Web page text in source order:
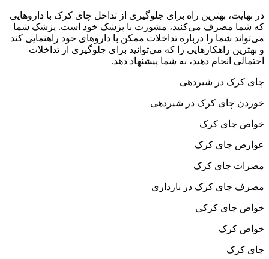
در نهایت، بهترین راه برای جلوگیری از تداخل چای کرک با داروهایی
که شما مصرف می‌کنید، مشورت با پزشک خود است. پزشک شما
می‌تواند شما را درباره تداخلات ممکن با داروهای خود راهنمایی کند
و بهترین راهکارهایی را که می‌توانید برای جلوگیری از تداخلات
احتمالی انجام دهید، به شما پیشنهاد دهد.
چای کرک در شیردهی
خوردن چای کرک در شیردهی
خواص چای کرک
عوارض چای کرک
مضرات چای کرک
مصرف چای کرک در بارداری
خواص چای کرکی
خواص کرک
چای کرک